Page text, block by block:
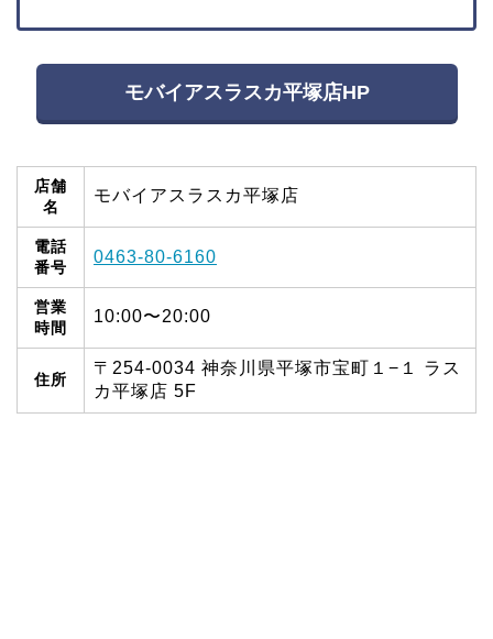
モバイアスラスカ平塚店HP
店舗
名
モバイアスラスカ平塚店
電話
番号
0463-80-6160
営業
時間
10:00〜20:00
住所
〒254-0034 神奈川県平塚市宝町１−１ ラス
カ平塚店 5F